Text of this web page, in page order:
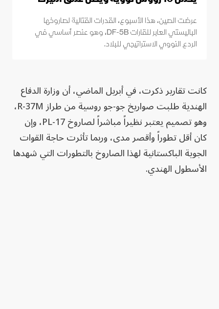
عرضت الصين، هذا الأسبوع، القدرات القتالية لصاروخها
الباليستي العابر للقارات DF-5B، وهو عنصر أساسي في
الردع النووي الاستراتيجي للبلاد.
كانت تقارير ذكرت، في أبريل الماضي، أن وزارة الدفاع
الهندية طلبت صواريخ جو-جو روسية من طراز R-37M،
وهو تصميم يعتبر نظيراً مباشراً لصاروخ PL-17، وإن
كان أقل تطوراً وأقصر مدى، وربما تأثرت حاجة القوات
الجوية الباكستانية لهذا الصاروخ بالتطورات التي شهدها
الأسطول الهندي.